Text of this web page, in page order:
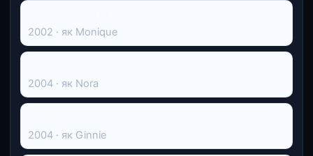
2002 · як Monique
2004 · як Nora
2004 · як Ginnie